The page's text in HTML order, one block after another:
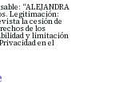
“ALEJANDRA
Legitimación:
la cesión de
de los
y limitación
en el